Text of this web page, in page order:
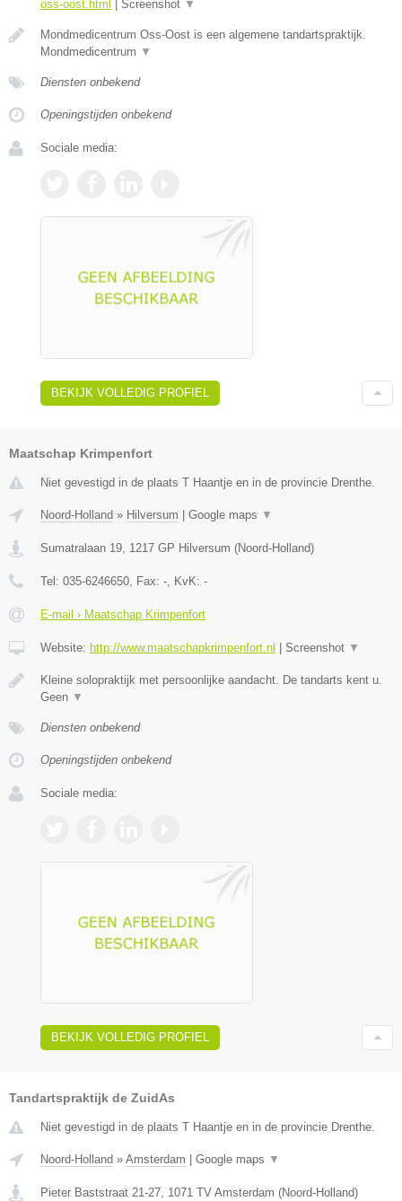
oss-oost.html Screenshot ▼
Mondmedicentrum Oss-Oost is een algemene tandartspraktijk.
Mondmedicentrum ▼
Diensten onbekend
Openingstijden onbekend
Sociale media:
BEKIJK VOLLEDIG PROFIEL
Maatschap Krimpenfort
Niet gevestigd in de plaats T Haantje en in de provincie Drenthe.
Noord-Holland » Hilversum | Google maps ▼
Sumatralaan 19 1217 GP Hilversum (Noord-Holland)
Tel: 035-6246650 , Fax: - , KvK: -
E-mail › Maatschap Krimpenfort
Website: http://www.maatschapkrimpenfort.nl | Screenshot ▼
Kleine solopraktijk met persoonlijke aandacht. De tandarts kent u.
Geen ▼
Diensten onbekend
Openingstijden onbekend
Sociale media:
BEKIJK VOLLEDIG PROFIEL
Tandartspraktijk de ZuidAs
Niet gevestigd in de plaats T Haantje en in de provincie Drenthe.
Noord-Holland » Amsterdam Google maps ▼
Pieter Baststraat 21-27, 1071 TV Amsterdam (Noord-Holland)